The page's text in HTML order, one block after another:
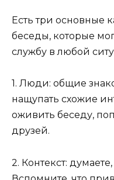
Есть три основные
беседы, которые
службу в любой
1. Люди: общие
нащупать схожие
оживить беседу,
друзей.
2. Контекст: